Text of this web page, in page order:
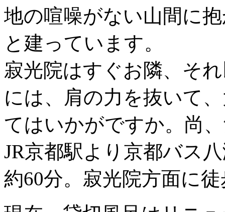
地の喧噪がない山間に
と建っています。
寂光院はすぐお隣、そ
には、肩の力を抜いて
てはいかがですか。尚
JR京都駅より京都バス
約60分。寂光院方面に